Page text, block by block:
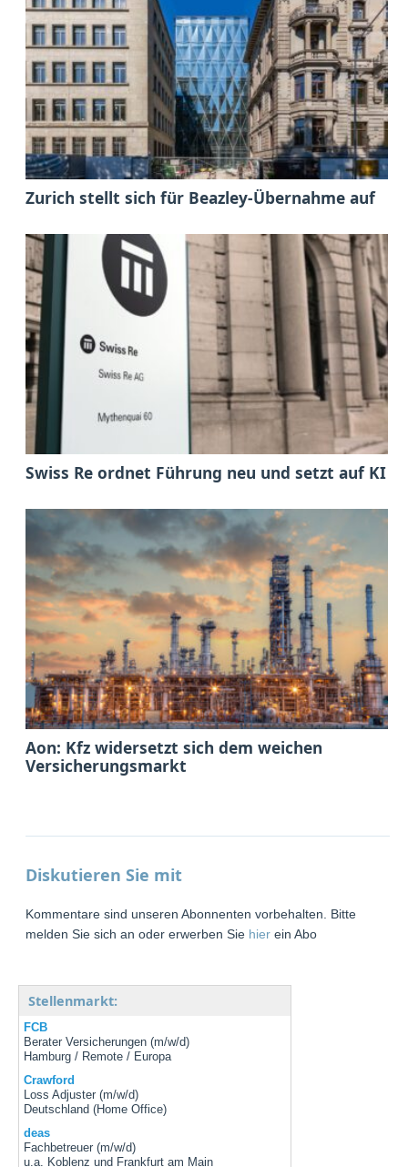
Zurich stellt sich für Beazley-Übernahme auf
Swiss Re ordnet Führung neu und setzt auf KI
Aon: Kfz widersetzt sich dem weichen
Versicherungsmarkt
Diskutieren Sie mit
Kommentare sind unseren Abonnenten vorbehalten. Bitte
melden Sie sich an oder erwerben Sie hier ein Abo
Stellenmarkt:
FCB
Berater Versicherungen (m/w/d)
Hamburg / Remote / Europa
Crawford
Loss Adjuster (m/w/d)
Deutschland (Home Office)
deas
Fachbetreuer (m/w/d)
u.a. Koblenz und Frankfurt am Main